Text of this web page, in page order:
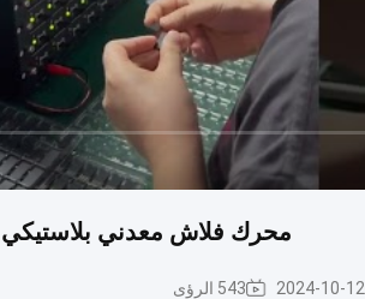
محرك فلاش معدني
2024-10-12 543 الرؤى